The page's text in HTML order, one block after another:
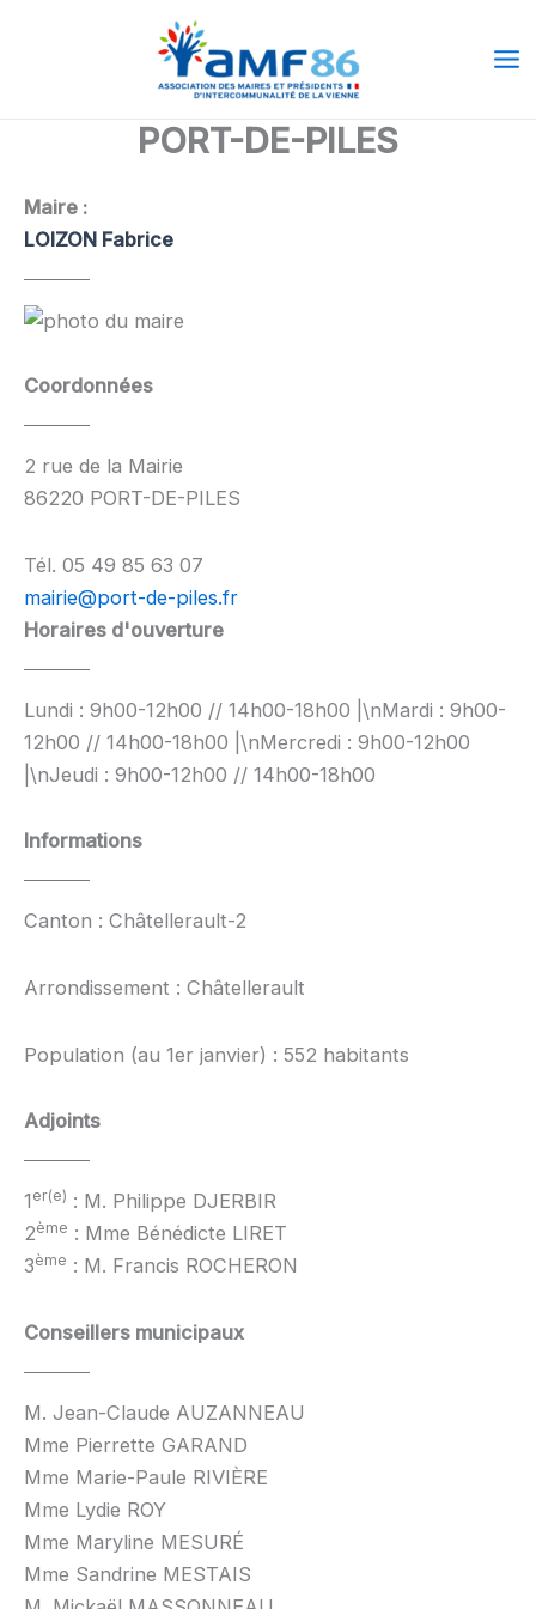
PORT-DE-PILES
Maire :
LOIZON Fabrice
Coordonnées
2 rue de la Mairie
86220 PORT-DE-PILES
Tél. 05 49 85 63 07
mairie@port-de-piles.fr
Horaires d'ouverture
Lundi : 9h00-12h00 // 14h00-18h00 |\nMardi : 9h00-
12h00 // 14h00-18h00 |\nMercredi : 9h00-12h00
|\nJeudi : 9h00-12h00 // 14h00-18h00
Informations
Canton : Châtellerault-2
Arrondissement : Châtellerault
Population (au 1er janvier) : 552 habitants
Adjoints
1 er(e) : M. Philippe DJERBIR
2ème : Mme Bénédicte LIRET
3ème : M. Francis ROCHERON
Conseillers municipaux
M. Jean-Claude AUZANNEAU
Mme Pierrette GARAND
Mme Marie-Paule RIVIÈRE
Mme Lydie ROY
Mme Maryline MESURÉ
Mme Sandrine MESTAIS